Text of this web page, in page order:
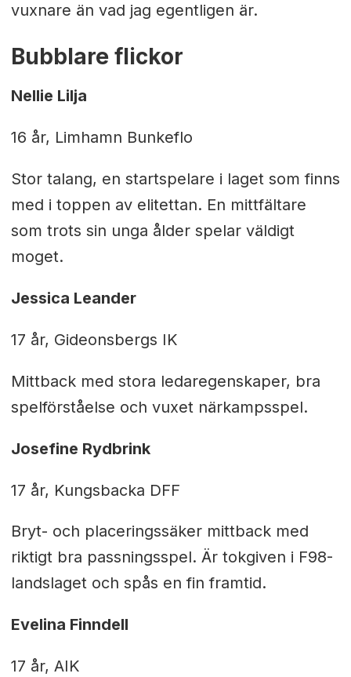
vuxnare än vad jag egentligen är.
Bubblare flickor
Nellie Lilja
16 år, Limhamn Bunkeflo
Stor talang, en startspelare i laget som finns
med i toppen av elitettan. En mittfältare
som trots sin unga ålder spelar väldigt
moget.
Jessica Leander
17 år, Gideonsbergs IK
Mittback med stora ledaregenskaper, bra
spelförståelse och vuxet närkampsspel.
Josefine Rydbrink
17 år, Kungsbacka DFF
Bryt- och placeringssäker mittback med
riktigt bra passningsspel. Är tokgiven i F98-
landslaget och spås en fin framtid.
Evelina Finndell
17 år, AIK